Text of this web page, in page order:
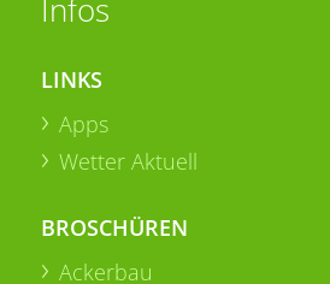
Infos
LINKS
Apps
Wetter Aktuell
BROSCHÜREN
Ackerbau